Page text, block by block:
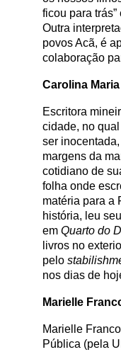
ficou para
Outra
povos Acã, é
colaboração
Carolina
Escritora
cidade, no
ser
margens da
cotidiano de
folha onde
matéria para a
história, leu
em Quarto do
livros no
pelo
nos dias de
Marielle
Marielle
Pública (pela